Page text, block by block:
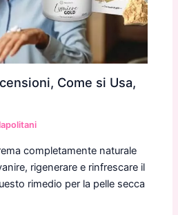
Come si Usa,
completamente naturale
rigenerare e rinfrescare il
rimedio per la pelle secca